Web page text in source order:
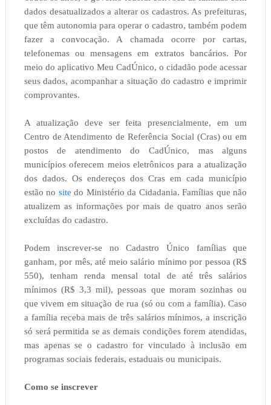
dados desatualizados a alterar os cadastros. As prefeituras,
que têm autonomia para operar o cadastro, também podem
fazer a convocação. A chamada ocorre por cartas,
telefonemas ou mensagens em extratos bancários. Por
meio do aplicativo Meu CadÚnico, o cidadão pode acessar
seus dados, acompanhar a situação do cadastro e imprimir
comprovantes.
A atualização deve ser feita presencialmente, em um
Centro de Atendimento de Referência Social (Cras) ou em
postos de atendimento do CadÚnico, mas alguns
municípios oferecem meios eletrônicos para a atualização
dos dados. Os endereços dos Cras em cada município
estão no site do Ministério da Cidadania. Famílias que não
atualizem as informações por mais de quatro anos serão
excluídas do cadastro.
Podem inscrever-se no Cadastro Único famílias que
ganham, por mês, até meio salário mínimo por pessoa (R$
550), tenham renda mensal total de até três salários
mínimos (R$ 3,3 mil), pessoas que moram sozinhas ou
que vivem em situação de rua (só ou com a família). Caso
a família receba mais de três salários mínimos, a inscrição
só será permitida se as demais condições forem atendidas,
mas apenas se o cadastro for vinculado à inclusão em
programas sociais federais, estaduais ou municipais.
Como se inscrever